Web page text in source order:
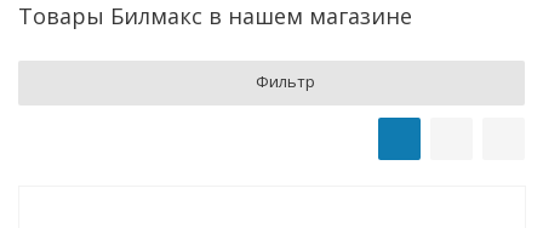
Товары Билмакс в нашем магазине
Фильтр